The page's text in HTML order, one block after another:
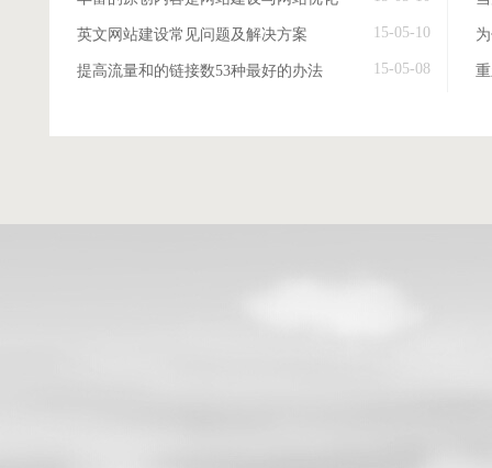
英文网站建设常见问题及解决方案 15-05-10
提高流量和的链接数53种最好的办法 15-05-08